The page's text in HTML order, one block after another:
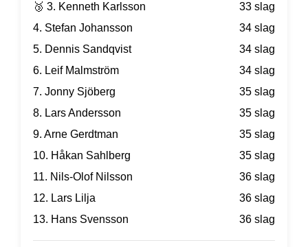
🥉 3. Kenneth Karlsson
33 slag
4. Stefan Johansson
34 slag
5. Dennis Sandqvist
34 slag
6. Leif Malmström
34 slag
7. Jonny Sjöberg
35 slag
8. Lars Andersson
35 slag
9. Arne Gerdtman
35 slag
10. Håkan Sahlberg
35 slag
11. Nils-Olof Nilsson
36 slag
12. Lars Lilja
36 slag
13. Hans Svensson
36 slag